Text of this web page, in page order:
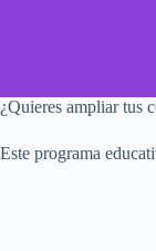
¿Quieres ampliar tus
Este programa